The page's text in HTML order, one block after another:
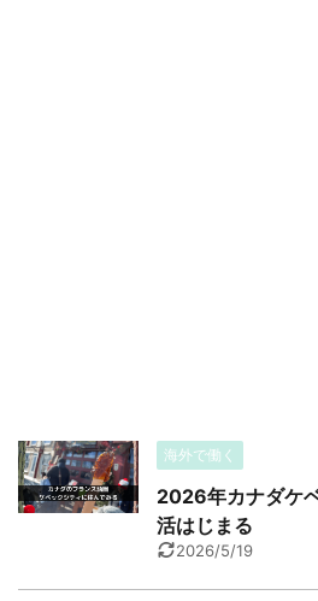
海外で働く
2026年カナダケ
活はじまる
2026/5/19